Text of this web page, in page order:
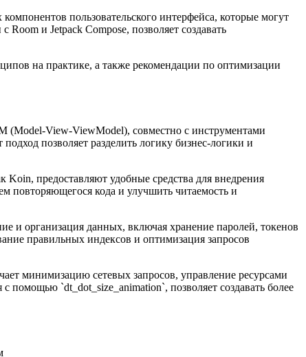
пользовательского интерфейса, которые могут
и Jetpack Compose, позволяет создавать
на практике, а также рекомендации по оптимизации
(Model-View-ViewModel), совместно с инструментами
позволяет разделить логику бизнес-логики и
Koin, предоставляют удобные средства для внедрения
повторяющегося кода и улучшить читаемость и
и организация данных, включая хранение паролей, токенов
правильных индексов и оптимизация запросов
минимизацию сетевых запросов, управление ресурсами
`dt_dot_size_animation`, позволяет создавать более